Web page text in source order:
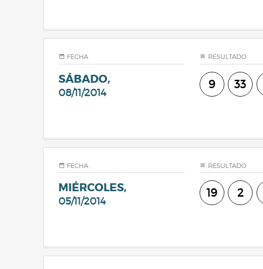
FECHA
SÁBADO,
08/11/2014
RESULTADO
9 33
FECHA
MIÉRCOLES,
05/11/2014
RESULTADO
19 2